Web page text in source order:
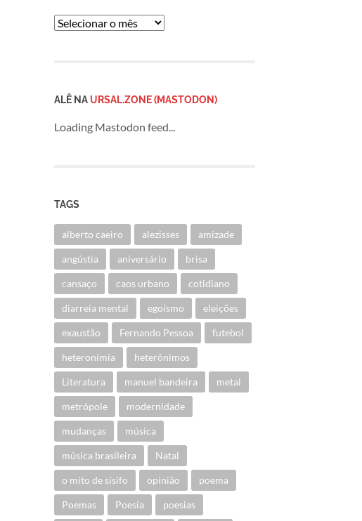
Arquivo
ALÊ NA URSAL.ZONE (MASTODON)
Loading Mastodon feed...
TAGS
alberto caeiro alezisses amizade
angústia aniversário brisa
cansaço caos urbano cotidiano
diarreia mental egoísmo eleições
exaustão Fernando Pessoa futebol
heteronímia heterônimos
Literatura manuel bandeira metal
metrópole modernidade
mudanças música
música brasileira Natal
o mito de sísifo opinião poema
Poemas Poesia poesias